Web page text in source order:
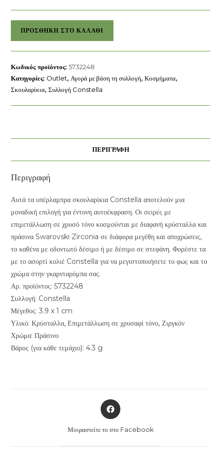
Constella
Swarovski
ποσότητα
ΠΡΟΣΘΉΚΗ ΣΤΟ ΚΑΛΆΘΙ
Κωδικός προϊόντος:5732248
Κατηγορίες: Outlet,Αγορά με βάση τη συλλογή,Κοσμήματα,
Σκουλαρίκια,Συλλογή Constella
ΠΕΡΙΓΡΑΦΉ
Περιγραφή
Αυτά τα υπέρλαμπρα σκουλαρίκια Constella αποτελούν μια
μοναδική επιλογή για έντονη αυτοέκφραση. Οι σειρές με
επιμετάλλωση σε χρυσό τόνο κοσμούνται με διαφανή κρύσταλλα και
πράσινα Swarovski Zirconia σε διάφορα μεγέθη και αποχρώσεις,
το καθένα με οδοντωτό δέσιμο ή με δέσιμο σε στεφάνη. Φορέστε τα
με το ασορτί κολιέ Constella για να μεγιστοποιήσετε το φως και το
χρώμα στην γκαρνταρόμπα σας.
Αρ. προϊόντος: 5732248
Συλλογή: Constella
Μέγεθος: 3.9 x 1 cm
Υλικό: Κρύσταλλα, Επιμετάλλωση σε χρυσαφί τόνο, Ζιργκόν
Χρώμα: Πράσινο
Βάρος (για κάθε τεμάχιο): 4.3 g
Opens
in
Μοιραστείτε το στο Facebook